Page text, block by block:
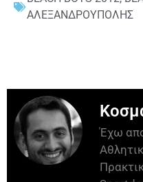
ΑΛΕΞΑΝΔΡΟΥΠΟΛΗΣ
Έχω